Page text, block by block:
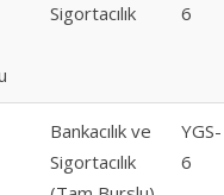
Sigortacılık
6
Bankacılık ve
Sigortacılık
YGS-
6